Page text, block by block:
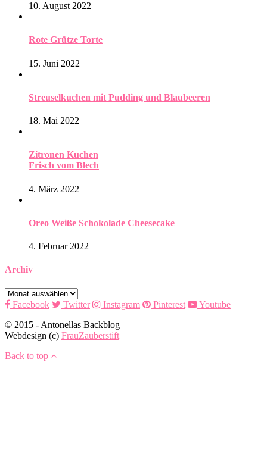
10. August 2022
Rote Grütze Torte
15. Juni 2022
Streuselkuchen mit Pudding und Blaubeeren
18. Mai 2022
Zitronen Kuchen
Frisch vom Blech
4. März 2022
Oreo Weiße Schokolade Cheesecake
4. Februar 2022
Archiv
Archiv
Facebook
Twitter Instagram Pinterest
Youtube
© 2015 - Antonellas Backblog
Webdesign (c) FrauZauberstift
Back to top